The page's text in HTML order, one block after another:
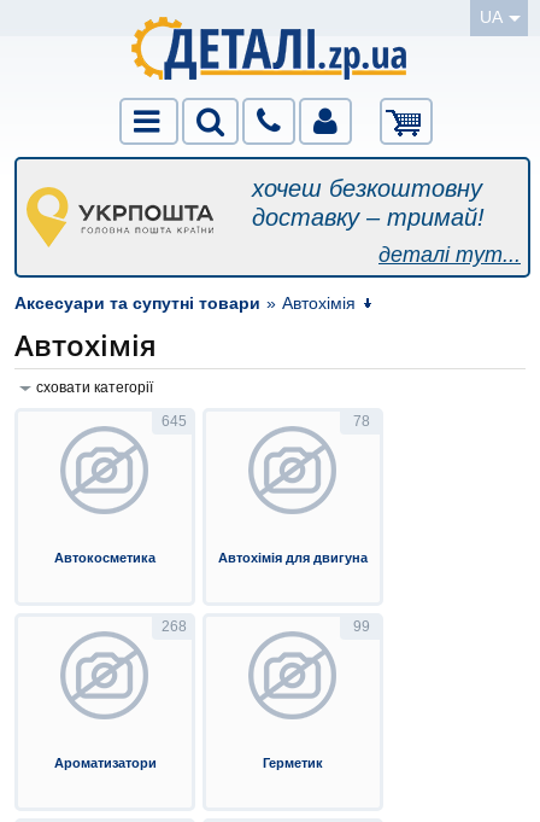
UA
хочеш безкоштовну
доставку – тримай!
деталі тут...
Аксесуари та супутні товари » Автохімія
Автохімія
сховати категорії
645
Автокосметика
78
Автохімія для двигуна
268
Ароматизатори
99
Герметик